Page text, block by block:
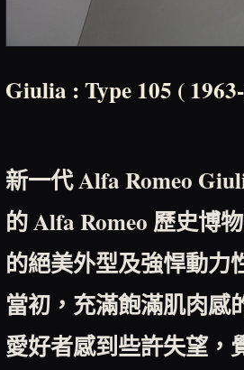
Giulia : Type 105 (
新一代Alfa Romeo
的Alfa Romeo歷史博
的絕美外型及強悍動力
當初，充滿飽滿肌肉感
愛好者感到些許失望，